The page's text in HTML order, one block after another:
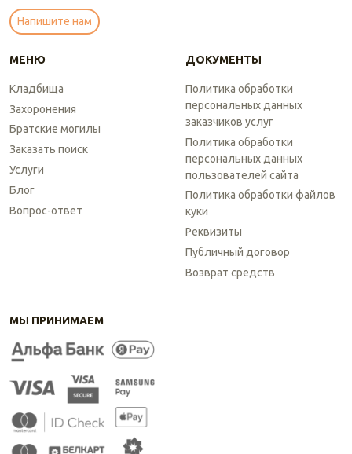
Напишите нам
МЕНЮ
Кладбища
Захоронения
Братские могилы
Заказать поиск
Услуги
Блог
Вопрос-ответ
ДОКУМЕНТЫ
Политика обработки
персональных данных
заказчиков услуг
Политика обработки
персональных данных
пользователей сайта
Политика обработки файлов
куки
Реквизиты
Публичный договор
Возврат средств
МЫ ПРИНИМАЕМ